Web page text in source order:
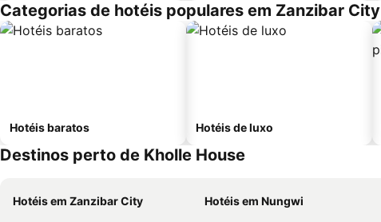
Categorias de hotéis populares em Zanzibar City
Hotéis baratos Hotéis de luxo
Destinos perto de Kholle House
Hotéis em Zanzibar City Hotéis em Nungwi